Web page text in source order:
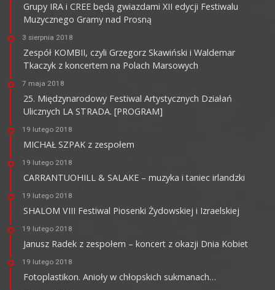
Grupy IRA i CREE będą gwiazdami XII edycji Festiwalu
Muzycznego Gramy nad Prosną
3 sierpnia 2018
Zespół KOMBII, czyli Grzegorz Skawiński i Waldemar
Tkaczyk z koncertem na Polach Marsowych
7 maja 2018
25. Międzynarodowy Festiwal Artystycznych Działań
Ulicznych LA STRADA. [PROGRAM]
19 lutego 2018
MICHAŁ SZPAK z zespołem
19 lutego 2018
CARRANTUOHILL & SALAKE – muzyka i taniec irlandzki
19 lutego 2018
SHALOM VIII Festiwal Piosenki Żydowskiej i Izraelskiej
19 lutego 2018
Janusz Radek z zespołem – koncert z okazji Dnia Kobiet
19 lutego 2018
Fotoplastikon. Anioły w chłopskich sukmanach…